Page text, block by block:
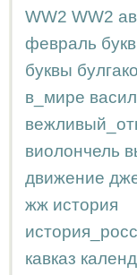
WW2 WW2
февраль букв
буквы
в_мире
виолончель
движение
жж история
кавказ